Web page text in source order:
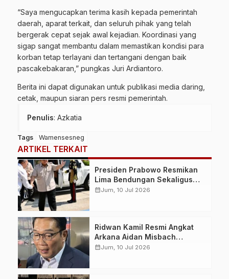
“Saya mengucapkan terima kasih kepada pemerintah
daerah, aparat terkait, dan seluruh pihak yang telah
bergerak cepat sejak awal kejadian. Koordinasi yang
sigap sangat membantu dalam memastikan kondisi para
korban tetap terlayani dan tertangani dengan baik
pascakebakaran,” pungkas Juri Ardiantoro.
Berita ini dapat digunakan untuk publikasi media daring,
cetak, maupun siaran pers resmi pemerintah.
Penulis: Azkatia
Tags Wamensesneg
ARTIKEL TERKAIT
Presiden Prabowo Resmikan
Lima Bendungan Sekaligus
dari NTB, Perkuat Ketahanan
calendar_monthJum, 10 Jul 2026
Ridwan Kamil Resmi Angkat
Arkana Aidan Misbach
sebagai Anak, Permohonan
calendar_monthJum, 10 Jul 2026